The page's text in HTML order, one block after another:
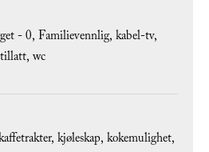
-0 Familievennlig kabel-tv
wc
kjøleskap kokemulighet